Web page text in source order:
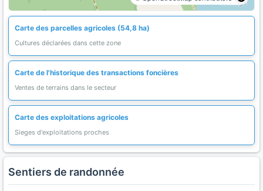
Carte des parcelles agricoles (54,8 ha)
Cultures déclarées dans cette zone
Carte de l'historique des transactions foncières
Ventes de terrains dans le secteur
Carte des exploitations agricoles
Sieges d'exploitations proches
Sentiers de randonnée